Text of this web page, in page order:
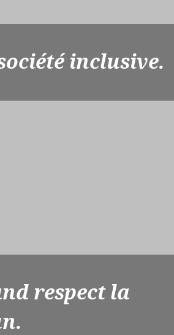
inclusive.
respect la